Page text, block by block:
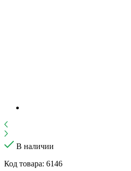
В наличии
Код товара: 6146